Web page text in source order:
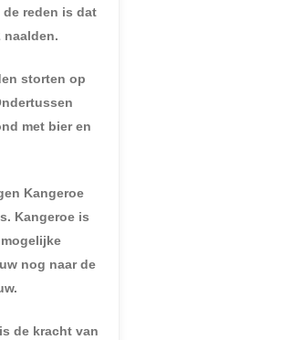
reden is dat
naalden.
storten op
met bier en
Kangeroe
Kangeroe is
nog naar de
de kracht van